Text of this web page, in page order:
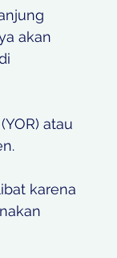
akan
atau
karena